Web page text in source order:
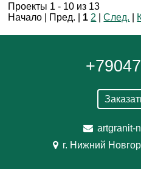
Проекты 1 - 10 из 13
Начало | Пред. | 1 2 |След.
artgranit-
г. Нижний